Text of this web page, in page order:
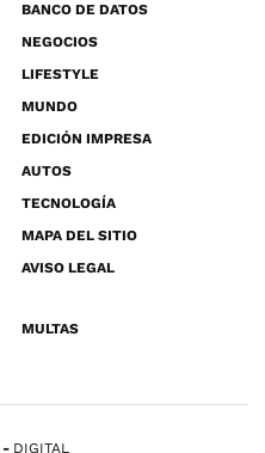
BANCO DE DATOS
NEGOCIOS
LIFESTYLE
MUNDO
EDICIÓN IMPRESA
AUTOS
TECNOLOGÍA
MAPA DEL SITIO
AVISO LEGAL
MULTAS
DIGITAL